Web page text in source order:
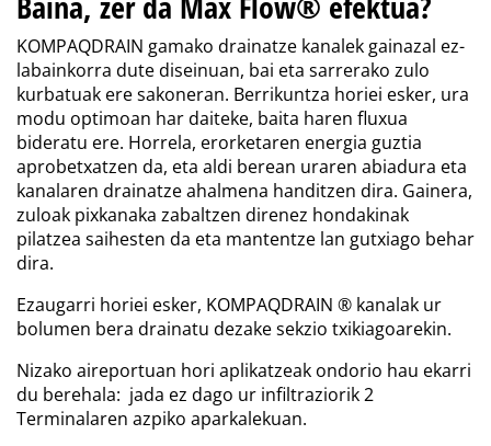
KOMPAQDRAIN gamako drainatze kanalek gainazal ez-
labainkorra dute diseinuan, bai eta sarrerako zulo
kurbatuak ere sakoneran. Berrikuntza horiei esker, ura
modu optimoan har daiteke, baita haren fluxua
bideratu ere. Horrela, erorketaren energia guztia
aprobetxatzen da, eta aldi berean uraren abiadura eta
kanalaren drainatze ahalmena handitzen dira. Gainera,
zuloak pixkanaka zabaltzen direnez hondakinak
pilatzea saihesten da eta mantentze lan gutxiago behar
dira.
Ezaugarri horiei esker, KOMPAQDRAIN ® kanalak ur
bolumen bera drainatu dezake sekzio txikiagoarekin.
Nizako aireportuan hori aplikatzeak ondorio hau ekarri
du berehala: jada ez dago ur infiltraziorik 2
Terminalaren azpiko aparkalekuan.